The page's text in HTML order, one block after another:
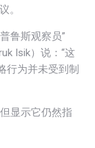
。
鲁斯观察员”
Isik）说：“这
行为并未受到制
显示它仍然指